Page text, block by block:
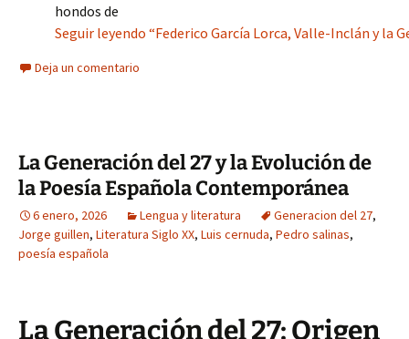
hondos de
Seguir leyendo “Federico García Lorca, Valle-Inclán y la
Deja un comentario
La Generación del 27 y la Evolución de
la Poesía Española Contemporánea
6 enero, 2026 Lengua y literatura Generacion del 27,
Jorge guillen, Literatura Siglo XX, Luis cernuda, Pedro salinas,
poesía española
La Generación del 27: Origen